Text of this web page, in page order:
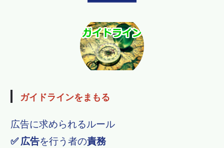
ガイドラインをまもる
広告に求められるルール
✅ 広告を行う者の責務